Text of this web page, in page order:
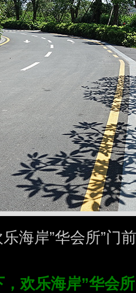
海岸”华会所”门
，欢乐海岸”华会